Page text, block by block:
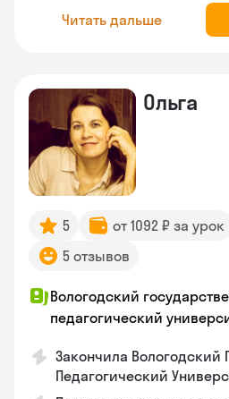
Читать дальше
Ольга
5 от 1092 ₽ за урок
5 отзывов
Вологодский
педагогический
Закончила Вологодский
Педагогический